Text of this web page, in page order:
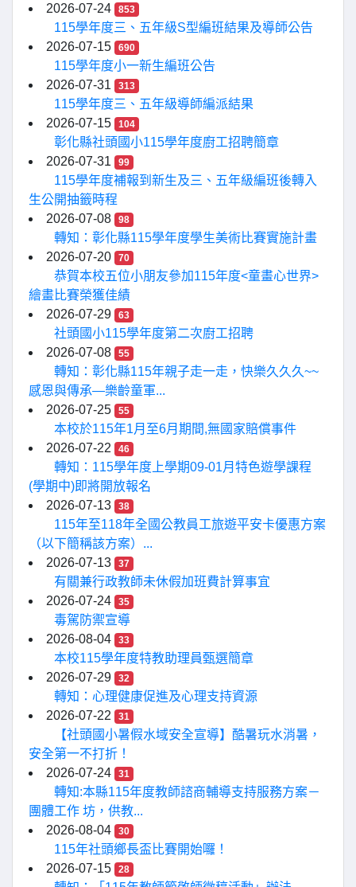
2026-07-24 853
115學年度三、五年級S型編班結果及導師公告
2026-07-15
690
115學年度小一新生編班公告
2026-07-31
313
115學年度三、五年級導師編派結果
2026-07-15
104
彰化縣社頭國小115學年度廚工招聘簡章
2026-07-31
99
115學年度補報到新生及三、五年級編班後轉入
生公開抽籤時程
2026-07-08
98
轉知：彰化縣115學年度學生美術比賽實施計畫
2026-07-20
70
恭賀本校五位小朋友參加115年度<童畫心世界>
繪畫比賽榮獲佳績
2026-07-29
63
社頭國小115學年度第二次廚工招聘
2026-07-08
55
轉知：彰化縣115年親子走一走，快樂久久久~~
感恩與傳承—樂齡童軍...
2026-07-25
55
本校於115年1月至6月期間,無國家賠償事件
2026-07-22
46
轉知：115學年度上學期09-01月特色遊學課程
(學期中)即將開放報名
2026-07-13
38
115年至118年全國公教員工旅遊平安卡優惠方案
（以下簡稱該方案）...
2026-07-13
37
有關兼行政教師未休假加班費計算事宜
2026-07-24
35
毒駕防禦宣導
2026-08-04
33
本校115學年度特教助理員甄選簡章
2026-07-29
32
轉知：心理健康促進及心理支持資源
2026-07-22
31
【社頭國小暑假水域安全宣導】酷暑玩水消暑，
安全第一不打折！
2026-07-24
31
轉知:本縣115年度教師諮商輔導支持服務方案－
團體工作 坊，供教...
2026-08-04
30
115年社頭鄉長盃比賽開始囉！
2026-07-15
28